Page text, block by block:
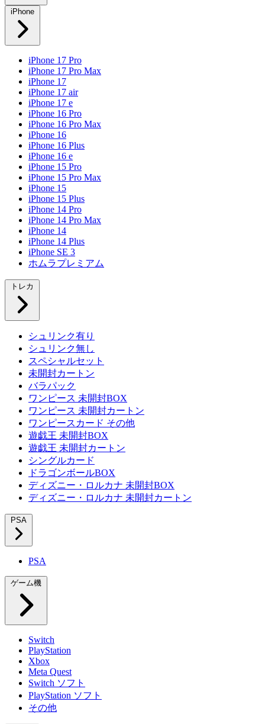
iPhone
iPhone 17 Pro
iPhone 17 Pro Max
iPhone 17
iPhone 17 air
iPhone 17 e
iPhone 16 Pro
iPhone 16 Pro Max
iPhone 16
iPhone 16 Plus
iPhone 16 e
iPhone 15 Pro
iPhone 15 Pro Max
iPhone 15
iPhone 15 Plus
iPhone 14 Pro
iPhone 14 Pro Max
iPhone 14
iPhone 14 Plus
iPhone SE 3
ホムラプレミアム
トレカ
シュリンク有り
シュリンク無し
スペシャルセット
未開封カートン
バラパック
ワンピース 未開封BOX
ワンピース 未開封カートン
ワンピースカード その他
遊戯王 未開封BOX
遊戯王 未開封カートン
シングルカード
ドラゴンボールBOX
ディズニー・ロルカナ 未開封BOX
ディズニー・ロルカナ 未開封カートン
PSA
PSA
ゲーム機
Switch
PlayStation
Xbox
Meta Quest
Switch ソフト
PlayStation ソフト
その他